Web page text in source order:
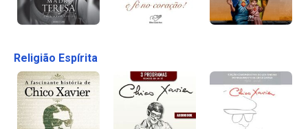
Religião Espírita